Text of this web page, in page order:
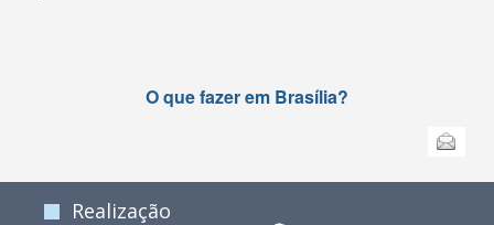
O que fazer em Brasília?
Realização